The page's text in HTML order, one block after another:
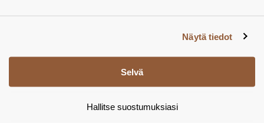
Näytä tiedot
Selvä
Hallitse suostumuksiasi